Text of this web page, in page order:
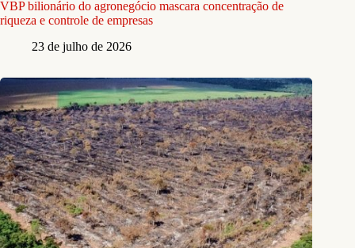
VBP bilionário do agronegócio mascara concentração de
riqueza e controle de empresas
23 de julho de 2026